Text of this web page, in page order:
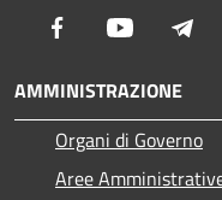
Facebook Youtube
AMMINISTRAZIONE
Organi di Governo
Aree